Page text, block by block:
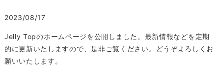
2023/08/17
Jelly Topのホームページを公開しました。最新情報などを定期
的に更新いたしますので、是非ご覧ください。どうぞよろしくお
願いいたします。